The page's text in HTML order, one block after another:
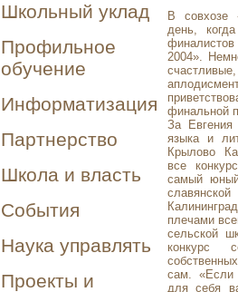
Школьный уклад
Профильное
обучение
Информатизация
Партнерство
Школа и власть
События
Наука управлять
Проекты и
В совхозе
день,
2004».
финальной
За Евгения
языка и
Крылово
все
самый юный
плечами
сельской
конкурс
сам. «Если
для себя